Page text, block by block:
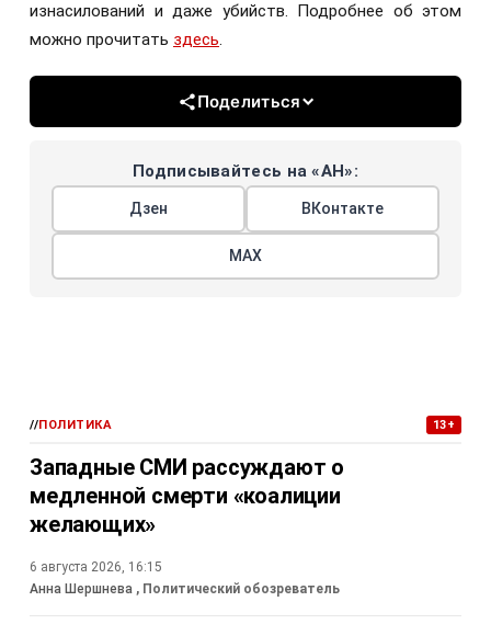
изнасилований и даже убийств. Подробнее об этом
можно прочитать здесь.
Поделиться
Подписывайтесь на «АН»:
Дзен ВКонтакте
МАХ
//ПОЛИТИКА 13+
Западные СМИ рассуждают о
медленной смерти «коалиции
желающих»
6 августа 2026, 16:15
Анна Шершнева , Политический обозреватель